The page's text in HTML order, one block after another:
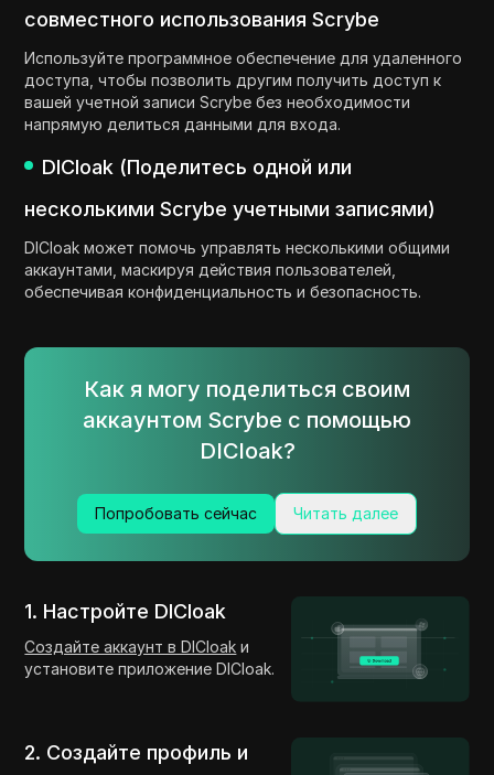
совместного использования Scrybe
Используйте программное обеспечение для удаленного
доступа, чтобы позволить другим получить доступ к
вашей учетной записи Scrybe без необходимости
напрямую делиться данными для входа.
DICloak (Поделитесь одной или
несколькими Scrybe учетными записями)
DICloak может помочь управлять несколькими общими
аккаунтами, маскируя действия пользователей,
обеспечивая конфиденциальность и безопасность.
Как я могу поделиться своим
аккаунтом Scrybe с помощью
DICloak?
Попробовать сейчас Читать далее
1. Настройте DICloak
Создайте аккаунт в DICloak и
установите приложение DICloak.
2. Создайте профиль и